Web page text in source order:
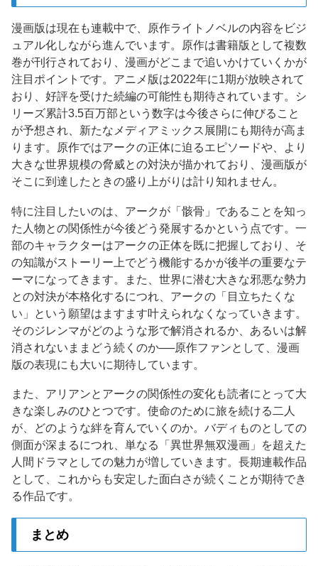
漫画版は現在も連載中で、原作ライトノベルの内容をビジ
ュアル化しながら進んでいます。原作は書籍版として複数
巻が刊行されており、漫画がどこまで追いかけていくかが
注目ポイントです。アニメ版は2022年に1期が放映されて
おり、好評を受けた続編の可能性も期待されています。シ
リーズ累計3.5百万部という数字は今後さらに伸びること
が予想され、新たなメディアミックス展開にも期待が高ま
ります。原作ではアークの正体に迫るエピソードや、より
大きな世界規模の脅威との対決が描かれており、漫画版が
そこに到達したときの盛り上がりは計り知れません。
特に注目したいのは、アークが「骸骨」であることを知っ
た人物との関係性が今後どう発展するかという点です。一
部のキャラクターはアークの正体を既に把握しており、そ
の知識がストーリー上でどう機能するかが後半の重要なテ
ーマになってきます。また、世界に潜む大きな邪悪な勢力
との対決が本格化するにつれ、アークの「目立ちたくな
い」という願望はますます叶えられなくなっていきます。
そのジレンマがどのような形で解消されるか、あるいは解
消されないままどう続くのか──原作ファンとして、漫画
版の表現にも大いに期待しています。
また、アリアンとアークの関係性の変化も読者にとって大
きな楽しみのひとつです。使命のために旅を続ける二人
が、どのような絆を育んでいくのか。バディものとしての
側面が深まるにつれ、単なる「異世界無双漫画」を超えた
人間ドラマとしての魅力が増していきます。長期連載作品
として、これからも安定した面白さが続くことが期待でき
る作品です。
まとめ